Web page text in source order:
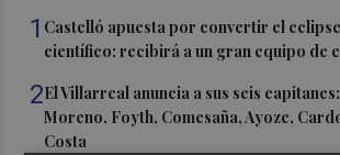
1 Castelló apuesta por convertir el
científico: recibirá a un gran equipo de
2El Villarreal anuncia a sus seis
Moreno, Foyth, Comesaña, Ayoze,
Costa